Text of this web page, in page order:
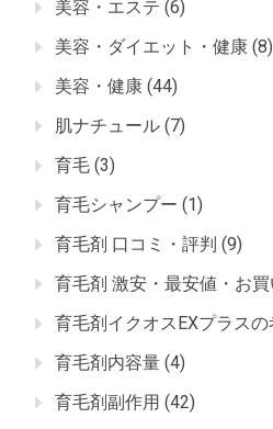
美容・エステ (6)
美容・ダイエット・健康 (8)
美容・健康 (44)
肌ナチュール (7)
育毛 (3)
育毛シャンプー (1)
育毛剤 口コミ・評判 (9)
育毛剤 激安・最安値・お
育毛剤イクオスEXプラスの
育毛剤内容量 (4)
育毛剤副作用 (42)